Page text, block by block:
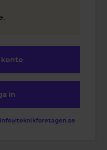
konto
in
info@teknikforetagen.se